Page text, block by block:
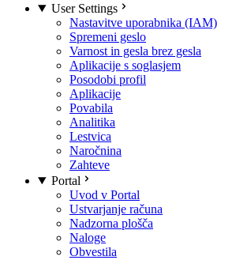
User Settings
Nastavitve uporabnika (IAM)
Spremeni geslo
Varnost in gesla brez gesla
Aplikacije s soglasjem
Posodobi profil
Aplikacije
Povabila
Analitika
Lestvica
Naročnina
Zahteve
Portal
Uvod v Portal
Ustvarjanje računa
Nadzorna plošča
Naloge
Obvestila